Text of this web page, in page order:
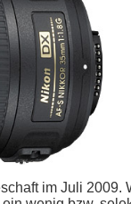
im Juli 2009.